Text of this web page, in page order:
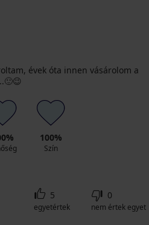
évek óta innen vásárolom a
100%
Szín
5
egyetértek
0
nem értek egyet